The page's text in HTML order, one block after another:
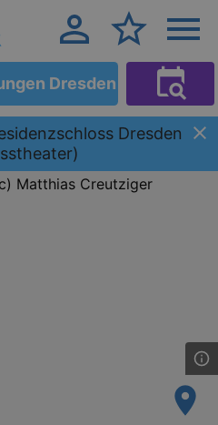
Dresden
Dresden